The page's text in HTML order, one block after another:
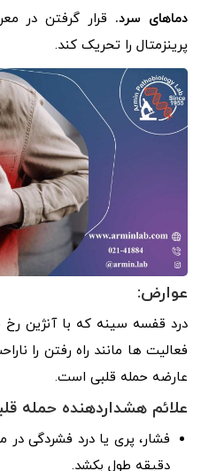
دماهای سرد. قرار گرفتن در
پرینزمتال را تحریک کند.
عوارض:
درد قفسه سینه که با آنژین رخ
فعالیت ها مانند راه رفتن را
عارضه حمله قلبی است.
علائم هشداردهنده حمله
فشار، پری یا درد فشردگی
دقیقه طول بکشد.